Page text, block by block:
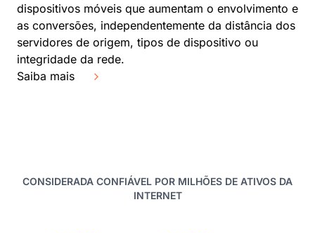
dispositivos móveis que aumentam o envolvimento e
as conversões, independentemente da distância dos
servidores de origem, tipos de dispositivo ou
integridade da rede.
Saiba mais
CONSIDERADA CONFIÁVEL POR MILHÕES DE ATIVOS DA
INTERNET